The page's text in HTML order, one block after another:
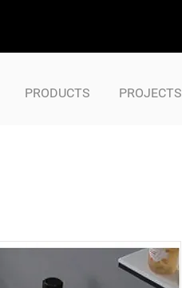
PRODUCTS PROJECTS